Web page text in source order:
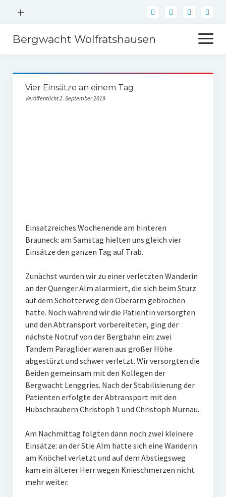
Menü
+
Bergwacht Wolfratshausen
Menü
öffnen
Über
Erbschaft
Vier Einsätze an einem Tag
Veröffentlicht 2. September 2019
Einsatzreiches Wochenende am hinteren
Brauneck: am Samstag hielten uns gleich vier
Einsätze den ganzen Tag auf Trab.
Zunächst wurden wir zu einer verletzten Wanderin
an der Quenger Alm alarmiert, die sich beim Sturz
auf dem Schotterweg den Oberarm gebrochen
hatte. Noch während wir die Patientin versorgten
und den Abtransport vorbereiteten, ging der
nächste Notruf von der Bergbahn ein: zwei
Tandem Paraglider waren aus großer Höhe
abgestürzt und schwer verletzt. Wir versorgten die
Beiden gemeinsam mit den Kollegen der
Bergwacht Lenggries. Nach der Stabilisierung der
Patienten erfolgte der Abtransport mit den
Hubschraubern Christoph 1 und Christoph Murnau.
Am Nachmittag folgten dann noch zwei kleinere
Einsätze: an der Stie Alm hatte sich eine Wanderin
am Knöchel verletzt und auf dem Abstiegsweg
kam ein älterer Herr wegen Knieschmerzen nicht
mehr weiter.